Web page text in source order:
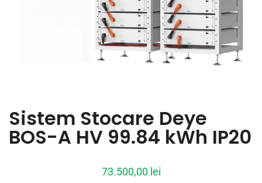
Sistem Stocare Deye
BOS-A HV 99.84 kWh IP20
73.500,00 lei